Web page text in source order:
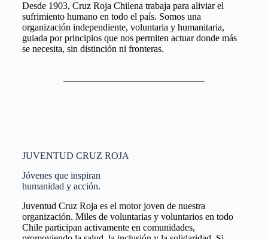
Desde 1903, Cruz Roja Chilena trabaja para aliviar el
sufrimiento humano en todo el país. Somos una
organización independiente, voluntaria y humanitaria,
guiada por principios que nos permiten actuar donde más
se necesita, sin distinción ni fronteras.
JUVENTUD CRUZ ROJA
Jóvenes que inspiran
humanidad y acción.
Juventud Cruz Roja es el motor joven de nuestra
organización. Miles de voluntarias y voluntarios en todo
Chile participan activamente en comunidades,